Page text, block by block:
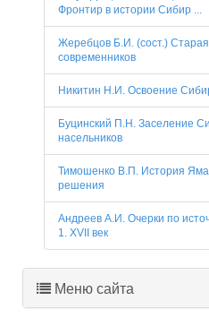
Фронтир в истории Сибир ...
Жеребцов Б.И. (сост.)
современников
Никитин Н.И. Освоение
Буцинский П.Н. Заселение
насельников
Тимошенко В.П. История
решения
Андреев А.И. Очерки по
1. XVII век
Меню сайта